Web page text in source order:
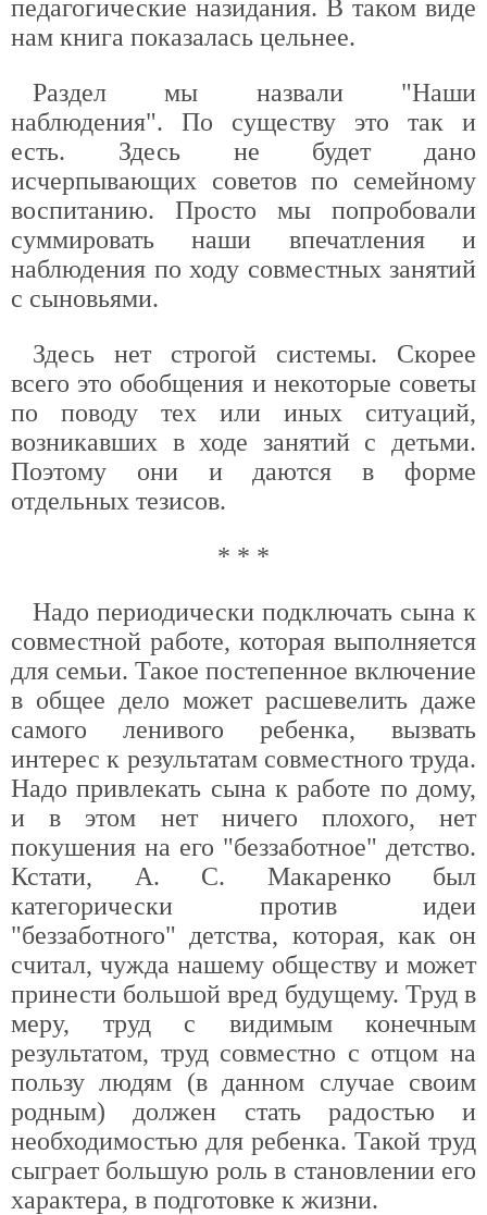
педагогические назидания. В таком виде
нам книга показалась цельнее.
Раздел мы назвали "Наши
наблюдения". По существу это так и
есть. Здесь не будет дано
исчерпывающих советов по семейному
воспитанию. Просто мы попробовали
суммировать наши впечатления и
наблюдения по ходу совместных занятий
с сыновьями.
Здесь нет строгой системы. Скорее
всего это обобщения и некоторые советы
по поводу тех или иных ситуаций,
возникавших в ходе занятий с детьми.
Поэтому они и даются в форме
отдельных тезисов.
* * *
Надо периодически подключать сына к
совместной работе, которая выполняется
для семьи. Такое постепенное включение
в общее дело может расшевелить даже
самого ленивого ребенка, вызвать
интерес к результатам совместного труда.
Надо привлекать сына к работе по дому,
и в этом нет ничего плохого, нет
покушения на его "беззаботное" детство.
Кстати, А. С. Макаренко был
категорически против идеи
"беззаботного" детства, которая, как он
считал, чужда нашему обществу и может
принести большой вред будущему. Труд в
меру, труд с видимым конечным
результатом, труд совместно с отцом на
пользу людям (в данном случае своим
родным) должен стать радостью и
необходимостью для ребенка. Такой труд
сыграет большую роль в становлении его
характера, в подготовке к жизни.